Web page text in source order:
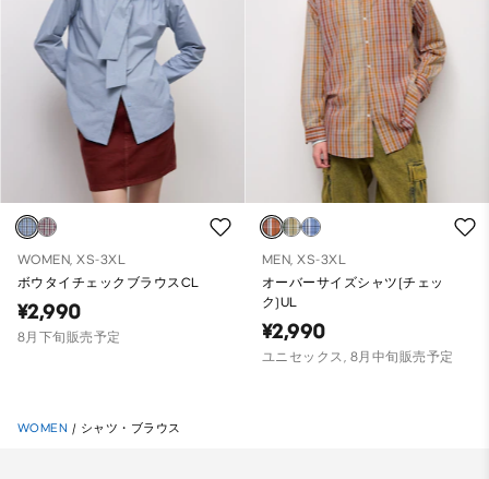
WOMEN, XS-3XL
ボウタイチェックブラウスCL
¥2,990
8月下旬販売予定
MEN, XS-3XL
オーバーサイズシャツ(チェッ
ク)UL
¥2,990
ユニセックス, 8月中旬販売予定
WOMEN / シャツ・ブラウス